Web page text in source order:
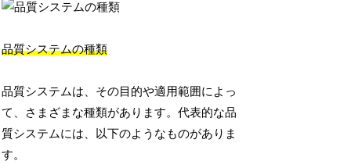
品質システムの種類
品質システムは、その目的や適用範囲によっ
て、さまざまな種類があります。代表的な品
質システムには、以下のようなものがありま
す。